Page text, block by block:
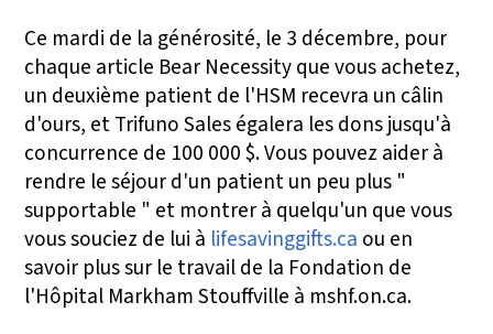
Ce mardi de la générosité, le 3 décembre, pour
chaque article Bear Necessity que vous achetez,
un deuxième patient de l'HSM recevra un câlin
d'ours, et Trifuno Sales égalera les dons jusqu'à
concurrence de 100 000 $. Vous pouvez aider à
rendre le séjour d'un patient un peu plus "
supportable " et montrer à quelqu'un que vous
vous souciez de lui à lifesavinggifts.ca ou en
savoir plus sur le travail de la Fondation de
l'Hôpital Markham Stouffville à mshf.on.ca.